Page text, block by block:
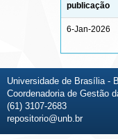
publicação
6-Jan-2026
Universidade de Brasília -
Coordenadoria de Gestão
(61) 3107-2683
repositorio@unb.br